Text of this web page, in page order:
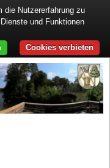
die Nutzererfahrung zu
und Funktionen
Cookies verbieten